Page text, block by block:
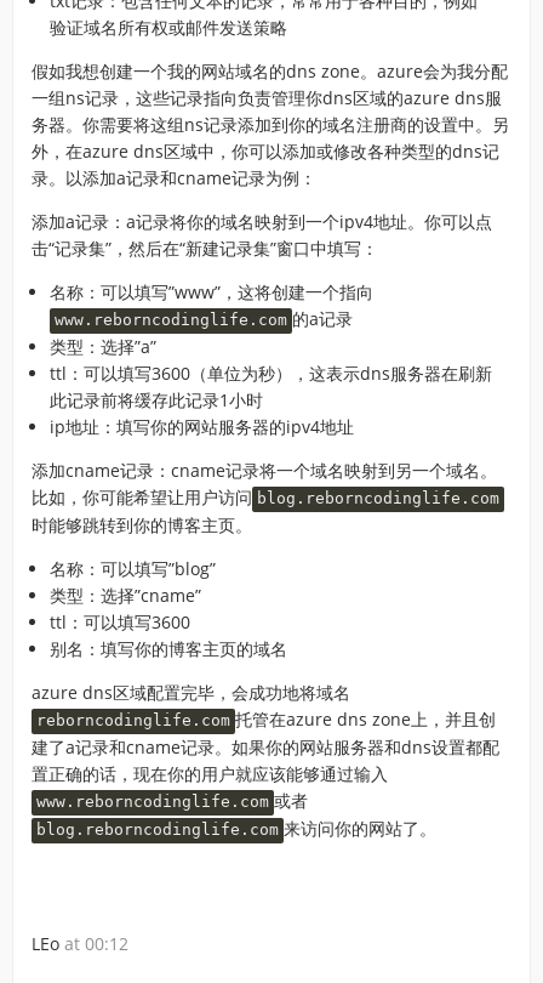
验证域名所有权或邮件发送策略
假如我想创建一个我的网站域名的dns zone。azure会为我分配
一组ns记录，这些记录指向负责管理你dns区域的azure dns服
务器。你需要将这组ns记录添加到你的域名注册商的设置中。另
外，在azure dns区域中，你可以添加或修改各种类型的dns记
录。以添加a记录和cname记录为例：
添加a记录：a记录将你的域名映射到一个ipv4地址。你可以点
击“记录集”，然后在“新建记录集”窗口中填写：
名称：可以填写”www”，这将创建一个指向
www.reborncodinglife.com 的a记录
类型：选择”a”
ttl：可以填写3600（单位为秒），这表示dns服务器在刷新
此记录前将缓存此记录1小时
ip地址：填写你的网站服务器的ipv4地址
添加cname记录：cname记录将一个域名映射到另一个域名。
比如，你可能希望让用户访问 blog.reborncodinglife.com
时能够跳转到你的博客主页。
名称：可以填写”blog”
类型：选择”cname”
ttl：可以填写3600
别名：填写你的博客主页的域名
azure dns区域配置完毕，会成功地将域名
reborncodinglife.com 托管在azure dns zone上，并且创
建了a记录和cname记录。如果你的网站服务器和dns设置都配
置正确的话，现在你的用户就应该能够通过输入
www.reborncodinglife.com 或者
blog.reborncodinglife.com 来访问你的网站了。
LEo at 00:12